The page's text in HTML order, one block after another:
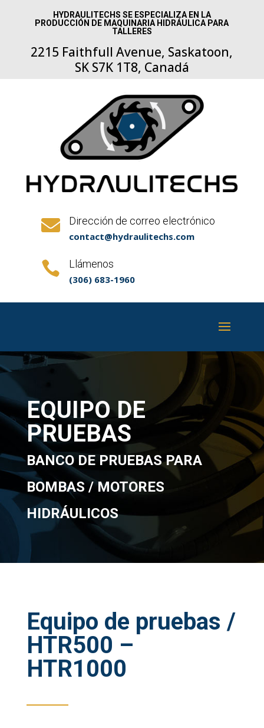
HYDRAULITECHS SE ESPECIALIZA EN LA
PRODUCCIÓN DE MAQUINARIA HIDRÁULICA PARA
TALLERES
2215 Faithfull Avenue, Saskatoon,
SK S7K 1T8, Canadá
 Dirección de correo electrónico
contact@hydraulitechs.com
 Llámenos
(306) 683-1960
EQUIPO DE
PRUEBAS
BANCO DE PRUEBAS PARA
BOMBAS / MOTORES
HIDRÁULICOS
Equipo de pruebas /
HTR500 –
HTR1000